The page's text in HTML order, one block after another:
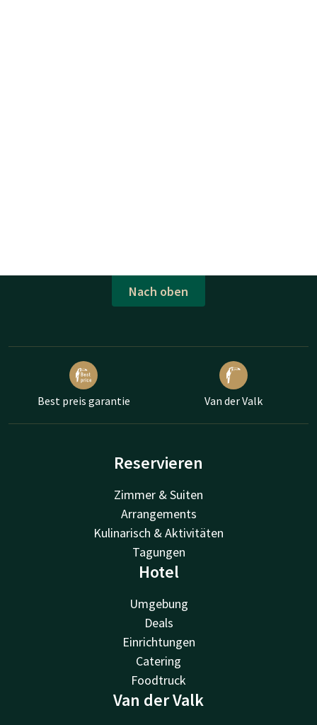
Nach oben
Best preis garantie Van der Valk
Reservieren
Zimmer & Suiten
Arrangements
Kulinarisch & Aktivitäten
Tagungen
Hotel
Umgebung
Deals
Einrichtungen
Catering
Foodtruck
Van der Valk